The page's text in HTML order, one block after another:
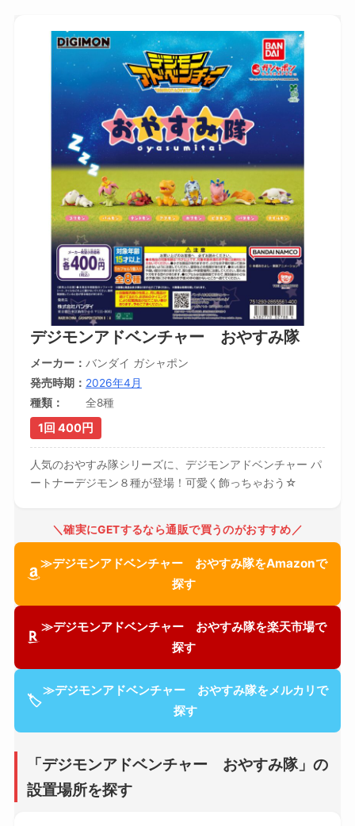
デジモンアドベンチャー おやすみ隊
メーカー
バンダイ ガシャポン
発売時期
2026年4月
種類
全8種
1回 400円
人気のおやすみ隊シリーズに、デジモンアドベンチャー パ
ートナーデジモン８種が登場！可愛く飾っちゃおう☆
＼確実にGETするなら通販で買うのがおすすめ／
≫デジモンアドベンチャー おやすみ隊をAmazonで
探す
≫デジモンアドベンチャー おやすみ隊を楽天市場で
探す
🏷
≫デジモンアドベンチャー おやすみ隊をメルカリで
探す
「デジモンアドベンチャー おやすみ隊」の
設置場所を探す